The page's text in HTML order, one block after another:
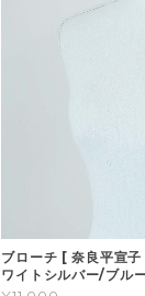
ブローチ [ 奈良平宣
ワイトシルバー/ブル